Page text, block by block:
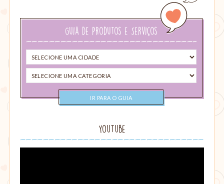
Guia de Produtos e Serviços
Selecione
uma
cidade
Selecione
uma
YouTube